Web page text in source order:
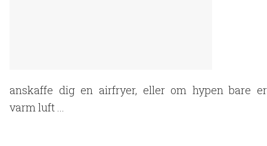
anskaffe dig en airfryer, eller om hypen bare er
varm luft ...